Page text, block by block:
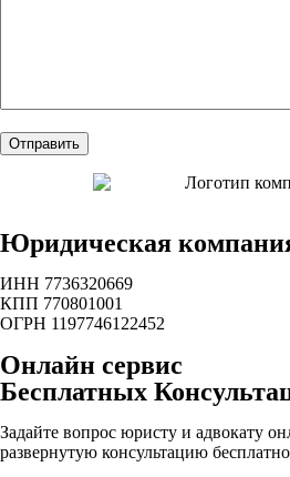
Юридическая
ИНН 7736320669
КПП 770801001
ОГРН 1197746122452
Онлайн сервис
Бесплатных
Задайте вопрос юристу и адвокату
развернутую консультацию бесплатно